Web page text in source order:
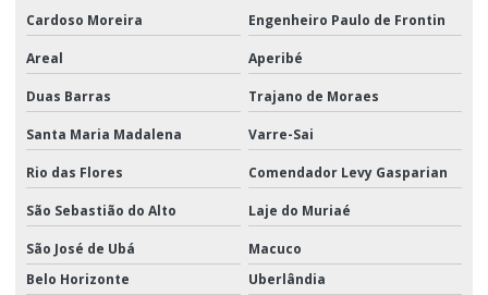
Cardoso Moreira Engenheiro Paulo de Frontin
Areal Aperibé
Duas Barras Trajano de Moraes
Santa Maria Madalena Varre-Sai
Rio das Flores Comendador Levy Gasparian
São Sebastião do Alto Laje do Muriaé
São José de Ubá
Macuco
Belo Horizonte
Uberlândia